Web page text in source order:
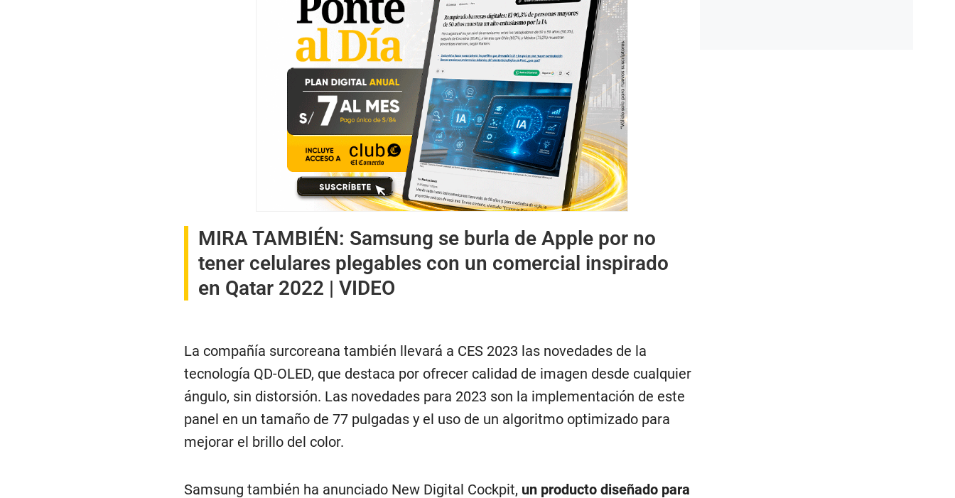
MIRA TAMBIÉN: Samsung se burla de Apple por no
tener celulares plegables con un comercial inspirado
en Qatar 2022 | VIDEO
La compañía surcoreana también llevará a CES 2023 las novedades de la
tecnología QD-OLED, que destaca por ofrecer calidad de imagen desde cualquier
ángulo, sin distorsión. Las novedades para 2023 son la implementación de este
panel en un tamaño de 77 pulgadas y el uso de un algoritmo optimizado para
mejorar el brillo del color.
Samsung también ha anunciado New Digital Cockpit, un producto diseñado para